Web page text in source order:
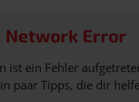
Network Error
ist ein Fehler
paar Tipps, die dir